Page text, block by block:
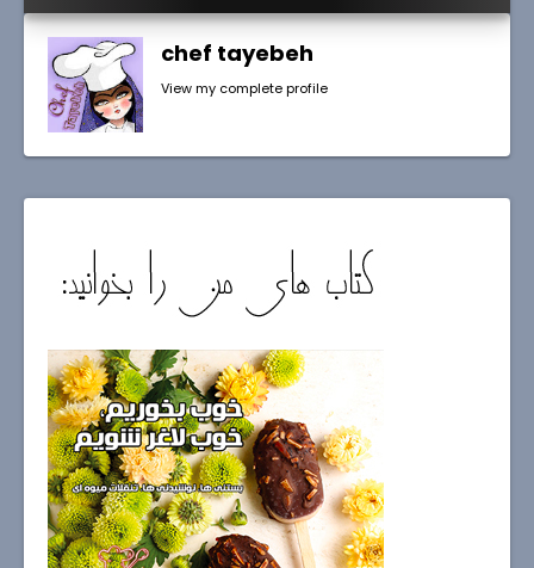
chef tayebeh
View my complete profile